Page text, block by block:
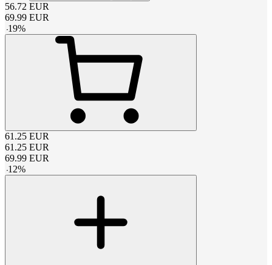
56.72 EUR
69.99 EUR
-19%
61.25 EUR
61.25 EUR
69.99 EUR
-12%